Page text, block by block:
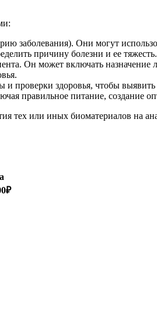
заболевания). Они могут
причину болезни и ее тяжесть.
Он может включать назначение
проверки здоровья, чтобы
правильное питание, создание
тех или иных биоматериалов на